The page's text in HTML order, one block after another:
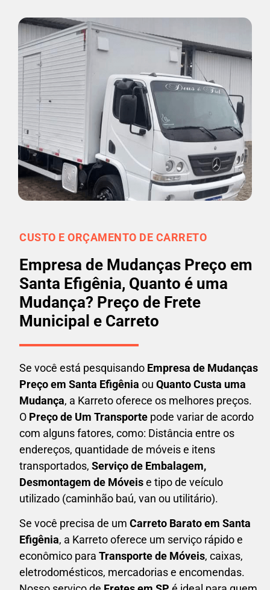
CUSTO E ORÇAMENTO DE CARRETO
Empresa de Mudanças Preço em
Santa Efigênia, Quanto é uma
Mudança? Preço de Frete
Municipal e Carreto
Se você está pesquisando Empresa de Mudanças
Preço em Santa Efigênia ou Quanto Custa uma
Mudança, a Karreto oferece os melhores preços.
O Preço de Um Transporte pode variar de acordo
com alguns fatores, como: Distância entre os
endereços, quantidade de móveis e itens
transportados, Serviço de Embalagem,
Desmontagem de Móveise tipo de veículo
utilizado (caminhão baú, van ou utilitário).
Se você precisa de um Carreto Barato em Santa
Efigênia, a Karreto oferece um serviço rápido e
econômico para Transporte de Móveis, caixas,
eletrodomésticos, mercadorias e encomendas.